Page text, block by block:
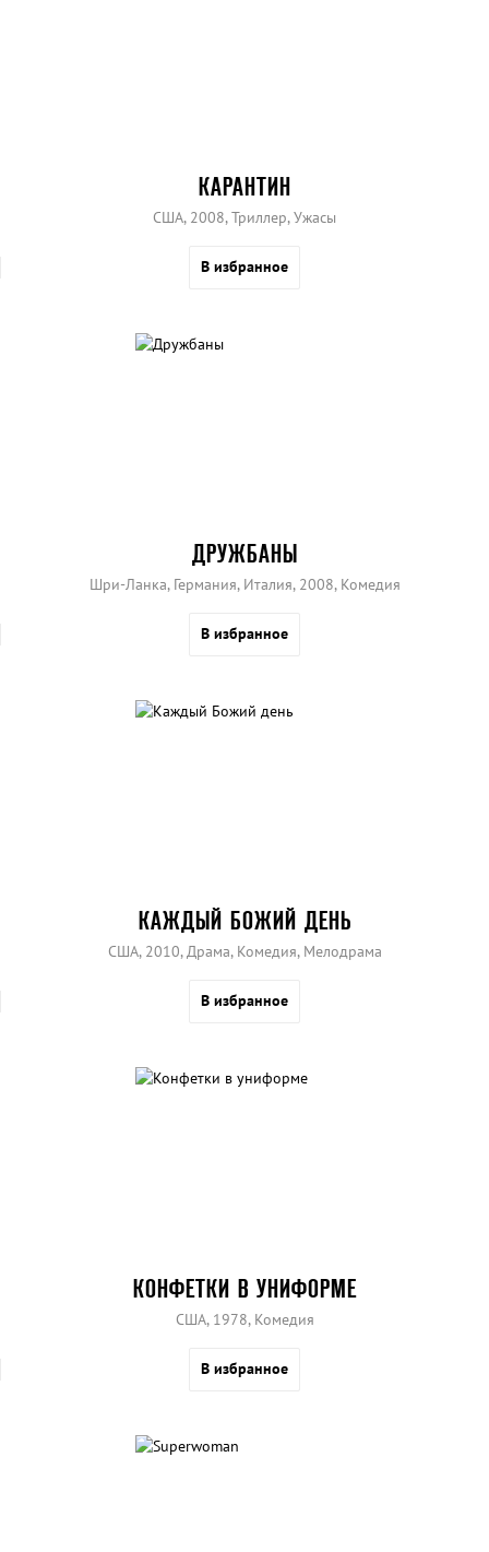
КАРАНТИН
США, 2008, Триллер, Ужасы
В избранное
ДРУЖБАНЫ
Шри-Ланка, Германия, Италия, 2008, Комедия
В избранное
КАЖДЫЙ БОЖИЙ ДЕНЬ
США, 2010, Драма, Комедия, Мелодрама
В избранное
КОНФЕТКИ В УНИФОРМЕ
США, 1978, Комедия
В избранное